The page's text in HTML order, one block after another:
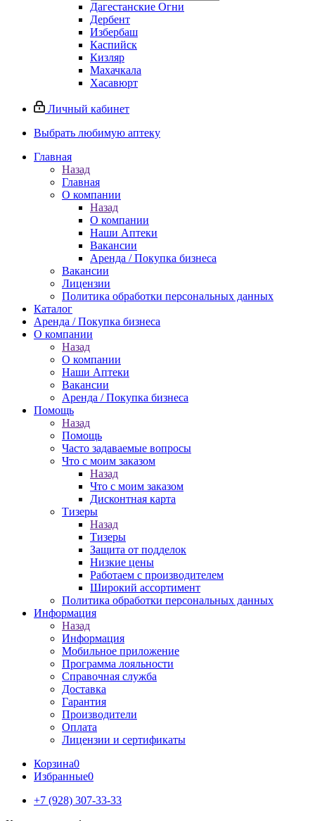
Дагестанские Огни
Дербент
Избербаш
Каспийск
Кизляр
Махачкала
Хасавюрт
Личный кабинет
Выбрать любимую аптеку
Главная
Назад
Главная
О компании
Назад
О компании
Наши Аптеки
Вакансии
Аренда / Покупка бизнеса
Вакансии
Лицензии
Политика обработки персональных данных
Каталог
Аренда / Покупка бизнеса
О компании
Назад
О компании
Наши Аптеки
Вакансии
Аренда / Покупка бизнеса
Помощь
Назад
Помощь
Часто задаваемые вопросы
Что с моим заказом
Назад
Что с моим заказом
Дисконтная карта
Тизеры
Назад
Тизеры
Защита от подделок
Низкие цены
Работаем с производителем
Широкий ассортимент
Политика обработки персональных данных
Информация
Назад
Информация
Мобильное приложение
Программа лояльности
Справочная служба
Доставка
Гарантия
Производители
Оплата
Лицензии и сертификаты
Корзина0
Избранные0
+7 (928) 307-33-33